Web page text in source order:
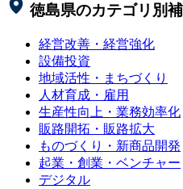
徳島県のカテゴリ別
経営改善・経営強化
設備投資
地域活性・まちづくり
人材育成・雇用
生産性向上・業務効率化
販路開拓・販路拡大
ものづくり・新商品開発
起業・創業・ベンチャー
デジタル